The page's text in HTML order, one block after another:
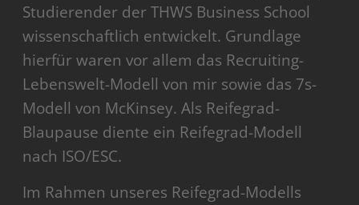
Studierender der THWS Business School
wissenschaftlich entwickelt. Grundlage
hierfür waren vor allem das Recruiting-
Lebenswelt-Modell von mir sowie das 7s-
Modell von McKinsey. Als Reifegrad-
Blaupause diente ein Reifegrad-Modell
nach ISO/ESC.
Im Rahmen unseres Reifegrad-Modells